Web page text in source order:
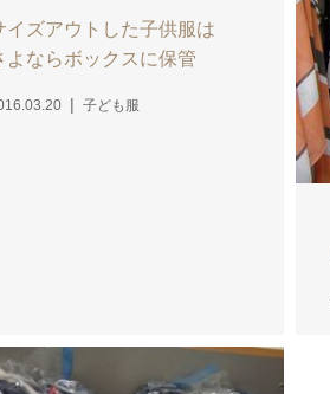
イズアウトした子供服は
よならボックスに保管
子ども服